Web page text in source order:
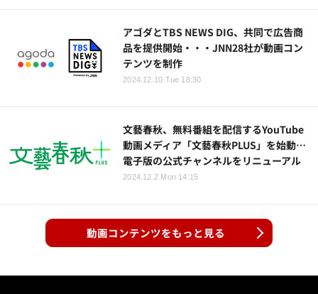
アゴダとTBS NEWS DIG、共同で広告商
品を提供開始・・・JNN28社が動画コン
テンツを制作
2024.12.10 Tue 18:30
文藝春秋、無料番組を配信するYouTube
動画メディア「文藝春秋PLUS」を始動…
電子版の公式チャンネルをリニューアル
2024.12.2 Mon 14:15
動画コンテンツをもっと見る